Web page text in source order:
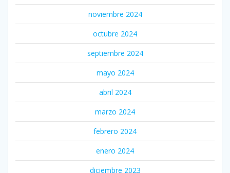
noviembre 2024
octubre 2024
septiembre 2024
mayo 2024
abril 2024
marzo 2024
febrero 2024
enero 2024
diciembre 2023